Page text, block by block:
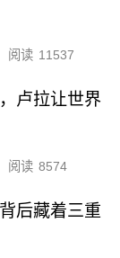
阅读 11537
卢拉让世界
阅读 8574
后藏着三重